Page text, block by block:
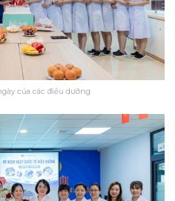
của các điều dưỡng